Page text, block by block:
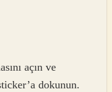
açın ve
dokunun.